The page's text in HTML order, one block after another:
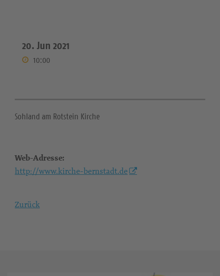
20. Jun 2021
10:00
Sohland am Rotstein Kirche
Web-Adresse:
http://www.kirche-bernstadt.de
Zurück